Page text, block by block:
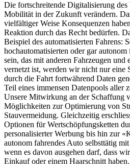
Die fortschreitende Digitalisierung des
Mobilität in der Zukunft verändern.
vielfältiger Weise Konsequenzen
Reaktion durch das Recht bedürfen.
Beispiel des automatisierten Fahrens:
hochautomatisierten oder gar
sein, das mit anderen Fahrzeugen und
vernetzt ist, werden wir nicht nur eine
durch die Fahrt fortwährend Daten
Teil eines immensen Datenpools aller
Unsere Mitwirkung an der Schaffung
Möglichkeiten zur Optimierung von
Stauvermeidung. Gleichzeitig
Optionen für Wertschöpfungsketten
personalisierter Werbung bis hin zur
autonom fahrendes Auto selbsttätig
wenn es davon ausgehen darf, dass
Einkauf oder einem Haarschnitt